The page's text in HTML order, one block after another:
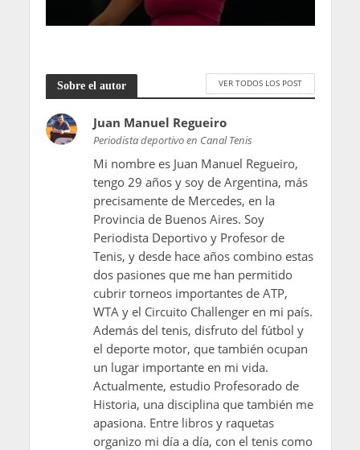
Sobre el autor VER TODOS LOS POST
Juan Manuel Regueiro
Periodista deportivo en Canal Tenis
Mi nombre es Juan Manuel Regueiro,
tengo 29 años y soy de Argentina, más
precisamente de Mercedes, en la
Provincia de Buenos Aires. Soy
Periodista Deportivo y Profesor de
Tenis, y desde hace años combino estas
dos pasiones que me han permitido
cubrir torneos importantes de ATP,
WTA y el Circuito Challenger en mi país.
Además del tenis, disfruto del fútbol y
el deporte motor, que también ocupan
un lugar importante en mi vida.
Actualmente, estudio Profesorado de
Historia, una disciplina que también me
apasiona. Entre libros y raquetas
organizo mi día a día, con el tenis como